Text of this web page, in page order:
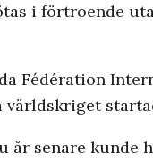
i förtroende
Fédération
världskriget
år senare kunde